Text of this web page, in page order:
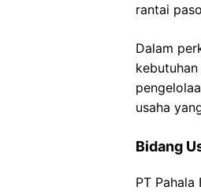
rantai
Dalam
usaha
Bidang
PT